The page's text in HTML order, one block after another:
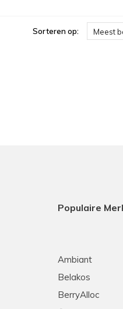
Sorteren op: Meest
Populaire
Ambiant
Belakos
BerryAlloc